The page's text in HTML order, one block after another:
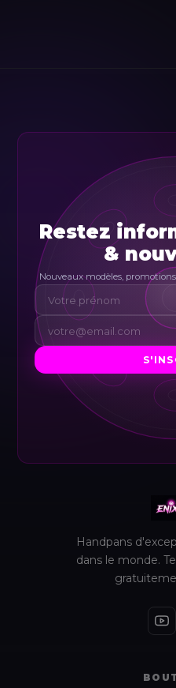
Restez
&
Nouveaux modèles,
Handpans
dans le monde.